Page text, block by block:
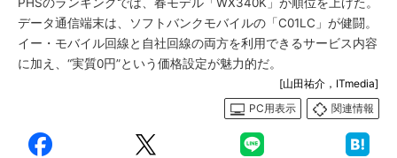
データ通信端末は、ソフトバンクモバイルの「C01LC」が健闘。
イー・モバイル回線と自社回線の両方を利用できるサービス内容
に加え、“実質0円”という価格設定が魅力的だ。
[山田祐介，ITmedia]
PC用表示
関連情報